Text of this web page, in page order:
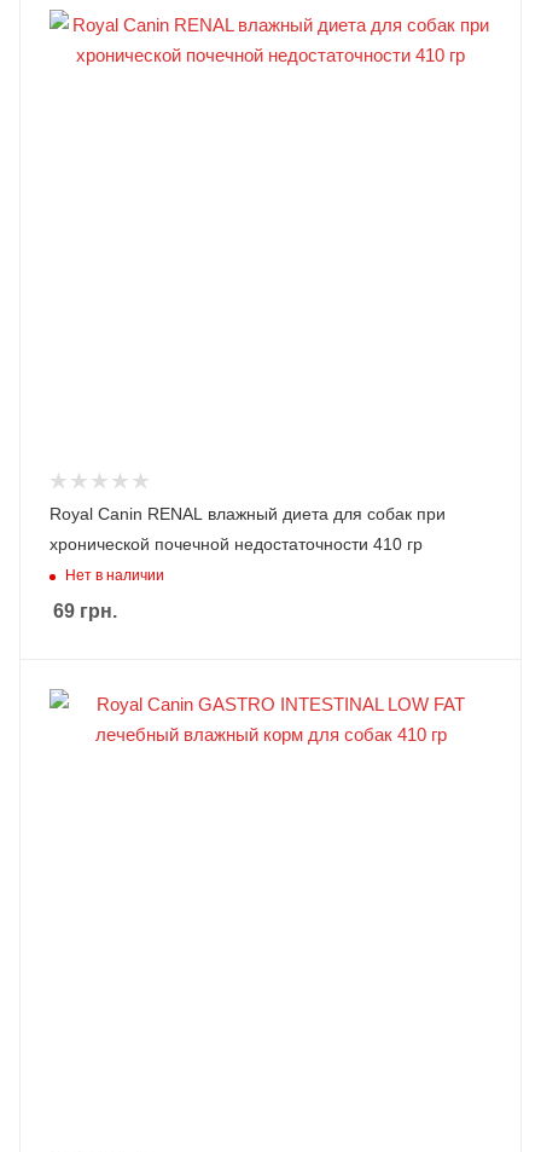
Royal Canin RENAL влажный диета для собак при
хронической почечной недостаточности 410 гр
Нет в наличии
69 грн.